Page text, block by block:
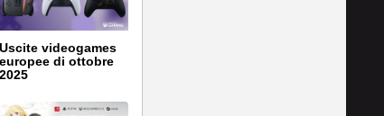
Uscite videogames
europee di ottobre
2025